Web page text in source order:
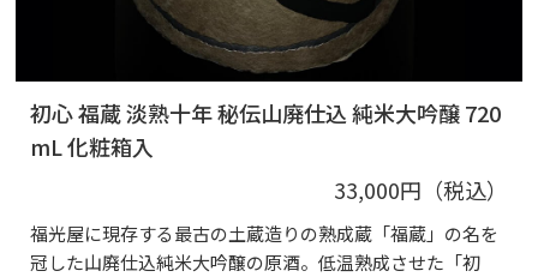
初心 福蔵 淡熟十年 秘伝山廃仕込 純米大吟醸 720
mL 化粧箱入
33,000円（税込）
福光屋に現存する最古の土蔵造りの熟成蔵「福蔵」の名を
冠した山廃仕込純米大吟醸の原酒。低温熟成させた「初